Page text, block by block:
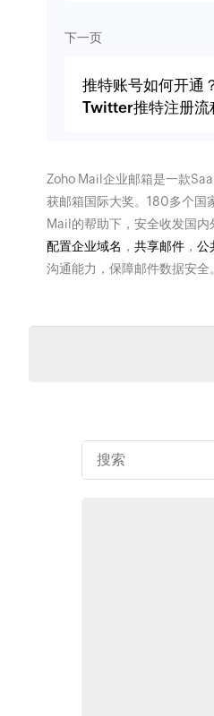
下一页
推特账号如何开通
Twitter推特注册流
Zoho Mail企业邮箱是一款
获邮箱国际大奖。180多个国
Mail的帮助下，安全收发国内
配置企业域名 ， 共享邮件， 公
沟通能力，保障邮件数据安全。